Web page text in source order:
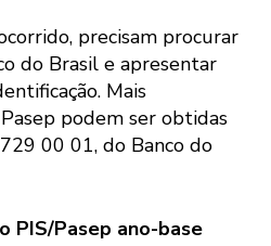
precisam procurar
do Brasil e apresentar
Mais
podem ser obtidas
00 01, do Banco do
PIS/Pasep ano-base